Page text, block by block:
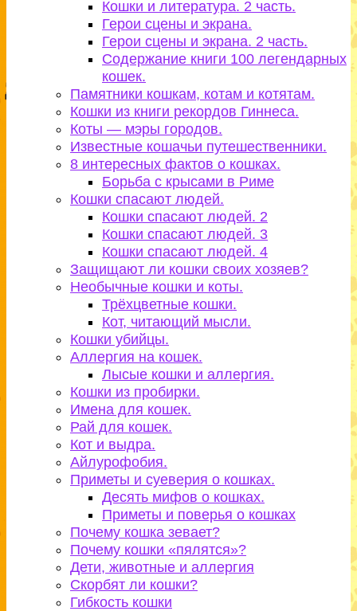
Кошки и литература. 2 часть.
Герои сцены и экрана.
Герои сцены и экрана. 2 часть.
Содержание книги 100 легендарных
кошек.
Памятники кошкам, котам и котятам.
Кошки из книги рекордов Гиннеса.
Коты — мэры городов.
Известные кошачьи путешественники.
8 интересных фактов о кошках.
Борьба с крысами в Риме
Кошки спасают людей.
Кошки спасают людей. 2
Кошки спасают людей. 3
Кошки спасают людей. 4
Защищают ли кошки своих хозяев?
Необычные кошки и коты.
Трёхцветные кошки.
Кот, читающий мысли.
Кошки убийцы.
Аллергия на кошек.
Лысые кошки и аллергия.
Кошки из пробирки.
Имена для кошек.
Рай для кошек.
Кот и выдра.
Айлурофобия.
Приметы и суеверия о кошках.
Десять мифов о кошках.
Приметы и поверья о кошках
Почему кошка зевает?
Почему кошки «пялятся»?
Дети, животные и аллергия
Скорбят ли кошки?
Гибкость кошки